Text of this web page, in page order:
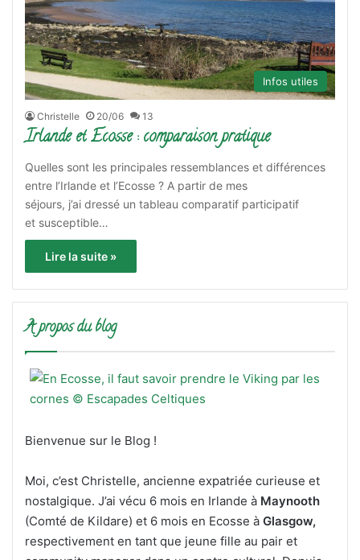
Infos utiles
Christelle 20/06 13
Irlande et Ecosse : comparaison pratique
Quelles sont les principales ressemblances et différences
entre l’Irlande et l’Ecosse ? A partir de mes
séjours, j’ai dressé un tableau comparatif participatif
et susceptible…
Lire la suite »
A propos du blog
Bienvenue sur le Blog !
Moi, c’est Christelle, ancienne expatriée curieuse et
nostalgique. J’ai vécu 6 mois en Irlande à Maynooth
(Comté de Kildare) et 6 mois en Ecosse à Glasgow,
respectivement en tant que jeune fille au pair et